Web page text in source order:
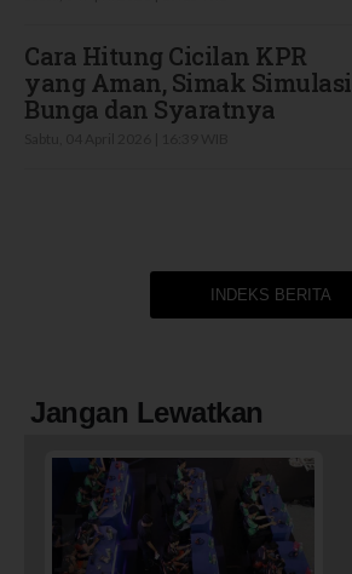
Cara Hitung Cicilan KPR
yang Aman, Simak Simulasi
Bunga dan Syaratnya
INDEKS BERITA
Jangan Lewatkan